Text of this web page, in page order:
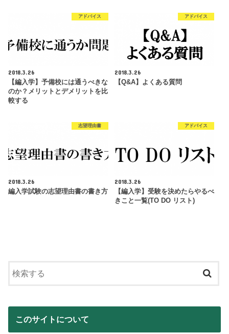
アドバイス
2018.3.26
【編入学】予備校には通うべきな
のか？メリットとデメリットを比
較する
アドバイス
2018.3.26
【Q&A】よくある質問
志望理由書
2018.3.26
編入学試験の志望理由書の書き方
アドバイス
2018.3.26
【編入学】受験を決めたらやるべ
きこと一覧(TO DO リスト)
このサイトについて